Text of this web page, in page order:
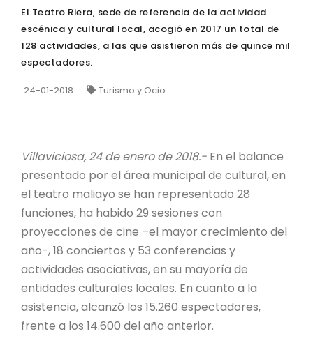
El Teatro Riera, sede de referencia de la actividad
escénica y cultural local, acogió en 2017 un total de
128 actividades, a las que asistieron más de quince mil
espectadores.
24-01-2018 Turismo y Ocio
Villaviciosa, 24 de enero de 2018.- En el balance
presentado por el área municipal de cultural, en
el teatro maliayo se han representado 28
funciones, ha habido 29 sesiones con
proyecciones de cine –el mayor crecimiento del
año-, 18 conciertos y 53 conferencias y
actividades asociativas, en su mayoría de
entidades culturales locales. En cuanto a la
asistencia, alcanzó los 15.260 espectadores,
frente a los 14.600 del año anterior.